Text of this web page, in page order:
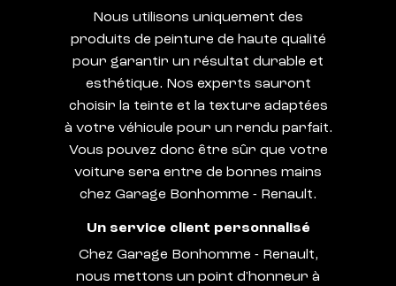
Nous utilisons uniquement des
produits de peinture de haute qualité
pour garantir un résultat durable et
esthétique. Nos experts sauront
choisir la teinte et la texture adaptées
à votre véhicule pour un rendu parfait.
Vous pouvez donc être sûr que votre
voiture sera entre de bonnes mains
chez Garage Bonhomme - Renault.
Un service client personnalisé
Chez Garage Bonhomme - Renault,
nous mettons un point d'honneur à